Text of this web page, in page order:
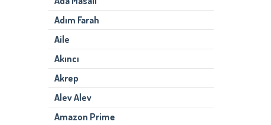
Adım Farah
Aile
Akıncı
Akrep
Alev Alev
Amazon Prime